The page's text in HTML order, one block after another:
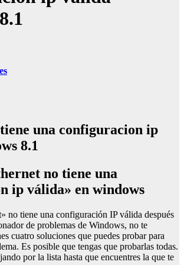
8.1
ip válida» en windows
no tiene una configuración IP válida después
de problemas de Windows, no te
cuatro soluciones que puedes probar para
Es posible que tengas que probarlas todas.
por la lista hasta que encuentres la que te